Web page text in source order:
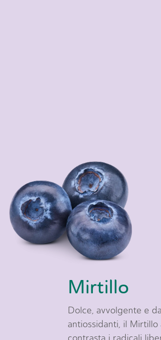
Mirtillo
Dolce, avvolgente e
antiossidanti, il Mirtillo